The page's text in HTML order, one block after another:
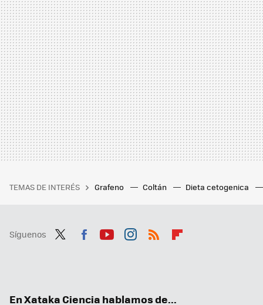
TEMAS DE INTERÉS Grafeno Coltán Dieta cetogenica
Síguenos
En Xataka Ciencia hablamos de...